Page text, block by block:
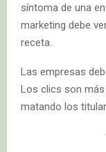
síntoma de una
marketing debe
receta.
Las empresas
Los clics son más
matando los